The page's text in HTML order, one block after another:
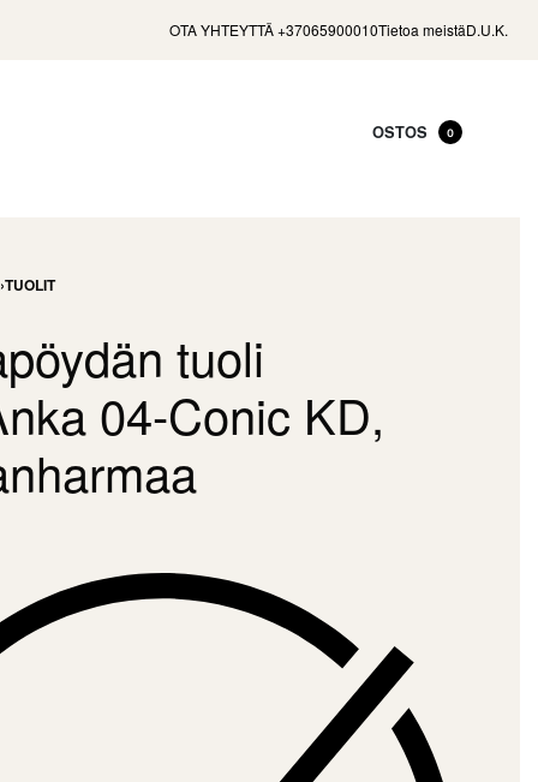
OTA YHTEYTTÄ +37065900010Tietoa meistäD.U.K.
OSTOS 0
›TUOLIT
tuoli
04-Conic KD,